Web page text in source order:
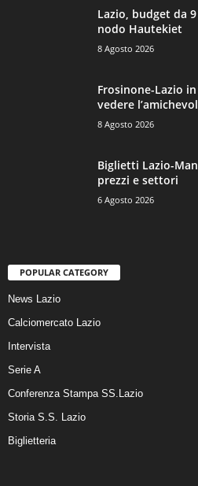
Lazio, budget da
nodo Hautekiet
8 Agosto 2026
Frosinone-Lazio
vedere
8 Agosto 2026
Biglietti Lazio-
prezzi e settori
6 Agosto 2026
POPULAR CATEGORY
News Lazio
Calciomercato Lazio
Intervista
Serie A
Conferenza Stampa SS.Lazio
Storia S.S. Lazio
Biglietteria